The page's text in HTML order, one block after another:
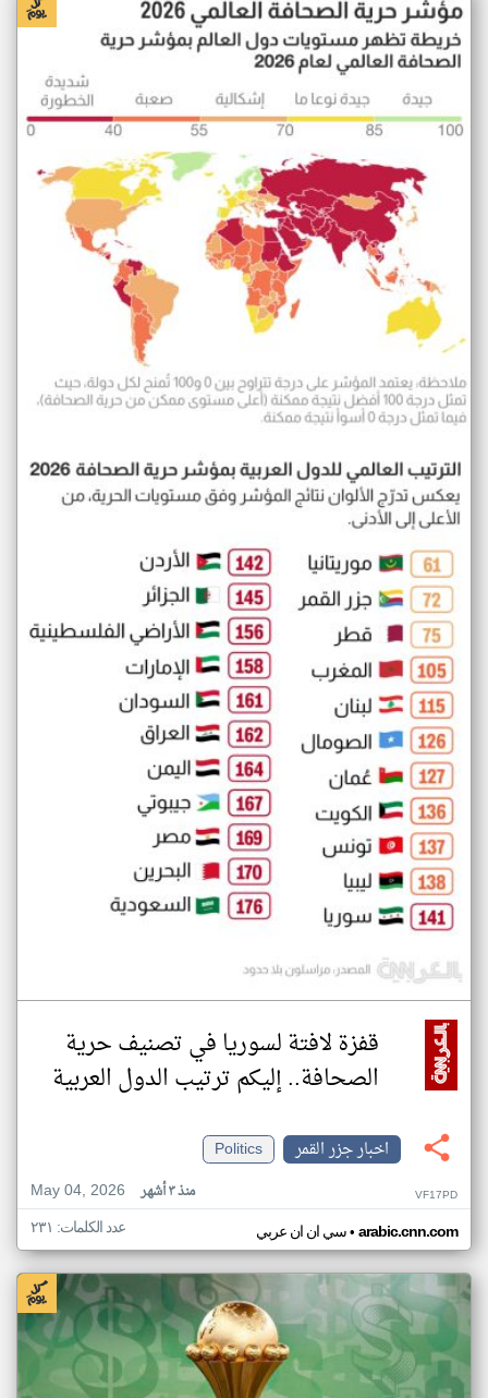
قفزة لافتة لسوريا في تصنيف حرية
الصحافة.. إليكم ترتيب الدول العربية
اخبار جزر القمر
Politics
May 04, 2026
منذ ٣ أشهر VF17PD
سي ان ان عربي• arabic.cnn.com عدد الكلمات: ٢٣١